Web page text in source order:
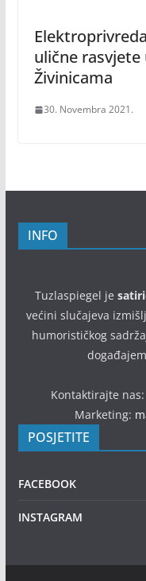
ulične rasvjete
Živinicama
30. Novembra 2021.
INFO
Tuzlaspiegel je
većini slučajeva
humorističkog
Kontaktirajte
Marketing:
POSJETITE
FACEBOOK
INSTAGRAM